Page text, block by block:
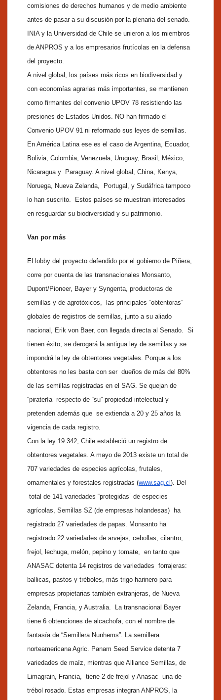
comisiones de derechos humanos y de medio ambiente
antes de pasar a su discusión por la plenaria del senado.
INIA y la Universidad de Chile se unieron a los miembros
de ANPROS y a los empresarios frutícolas en la defensa
del proyecto.
A nivel global, los países más ricos en biodiversidad y
con economías agrarias más importantes, se mantienen
como firmantes del convenio UPOV 78 resistiendo las
presiones de Estados Unidos. NO han firmado el
Convenio UPOV 91 ni reformado sus leyes de semillas.
En América Latina ese es el caso de Argentina, Ecuador,
Bolivia, Colombia, Venezuela, Uruguay, Brasil, México,
Nicaragua y Paraguay. A nivel global, China, Kenya,
Noruega, Nueva Zelanda, Portugal, y Sudáfrica tampoco
lo han suscrito. Estos países se muestran interesados
en resguardar su biodiversidad y su patrimonio.
Van por más
El lobby del proyecto defendido por el gobierno de Piñera,
corre por cuenta de las transnacionales Monsanto,
Dupont/Pioneer, Bayer y Syngenta, productoras de
semillas y de agrotóxicos, las principales “obtentoras”
globales de registros de semillas, junto a su aliado
nacional, Erik von Baer, con llegada directa al Senado. Si
tienen éxito, se derogará la antigua ley de semillas y se
impondrá la ley de obtentores vegetales. Porque a los
obtentores no les basta con ser dueños de más del 80%
de las semillas registradas en el SAG. Se quejan de
“piratería” respecto de “su” propiedad intelectual y
pretenden además que se extienda a 20 y 25 años la
vigencia de cada registro.
Con la ley 19.342, Chile estableció un registro de
obtentores vegetales. A mayo de 2013 existe un total de
707 variedades de especies agrícolas, frutales,
ornamentales y forestales registradas (www.sag.cl ). Del
total de 141 variedades “protegidas” de especies
agrícolas, Semillas SZ (de empresas holandesas) ha
registrado 27 variedades de papas. Monsanto ha
registrado 22 variedades de arvejas, cebollas, cilantro,
frejol, lechuga, melón, pepino y tomate, en tanto que
ANASAC detenta 14 registros de variedades forrajeras:
ballicas, pastos y tréboles, más trigo harinero para
empresas propietarias también extranjeras, de Nueva
Zelanda, Francia, y Australia. La transnacional Bayer
tiene 6 obtenciones de alcachofa, con el nombre de
fantasía de “Semillera Nunhems”. La semillera
norteamericana Agric. Panam Seed Service detenta 7
variedades de maíz, mientras que Alliance Semillas, de
Limagrain, Francia, tiene 2 de frejol y Anasac una de
trébol rosado. Estas empresas integran ANPROS, la